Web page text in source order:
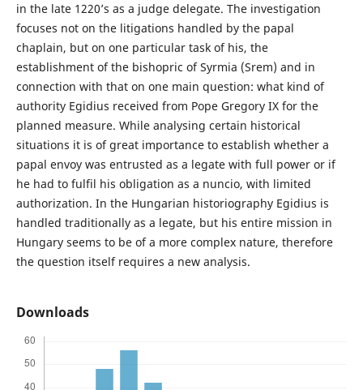
in the late 1220’s as a judge delegate. The investigation
focuses not on the litigations handled by the papal
chaplain, but on one particular task of his, the
establishment of the bishopric of Syrmia (Srem) and in
connection with that on one main question: what kind of
authority Egidius received from Pope Gregory IX for the
planned measure. While analysing certain historical
situations it is of great importance to establish whether a
papal envoy was entrusted as a legate with full power or if
he had to fulfil his obligation as a nuncio, with limited
authorization. In the Hungarian historiography Egidius is
handled traditionally as a legate, but his entire mission in
Hungary seems to be of a more complex nature, therefore
the question itself requires a new analysis.
Downloads